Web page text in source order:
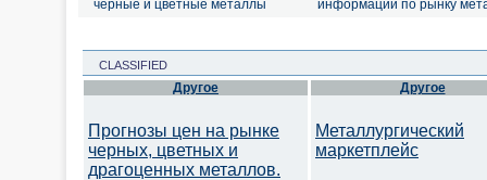
черные и цветные металлы
информации по рынку
CLASSIFIED
Другое
Прогнозы цен на рынке
черных, цветных и
драгоценных металлов.
Другое
Металлургический
маркетплейс